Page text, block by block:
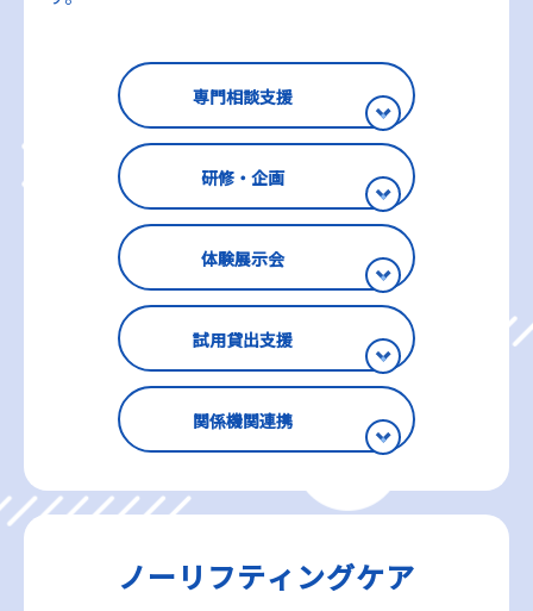
専門相談支援
研修・企画
体験展示会
試用貸出支援
関係機関連携
ノーリフティングケア